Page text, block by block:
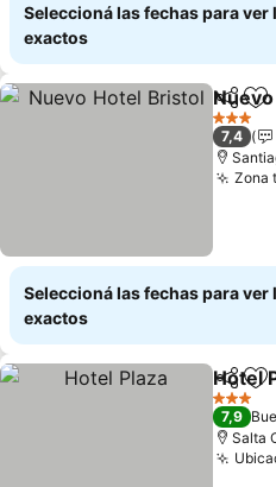
Seleccioná las fechas para
exactos
3 Estrellas
7,4
Zona
Seleccioná las fechas para
exactos
Hotel
3 Estrellas
7,9
Salta